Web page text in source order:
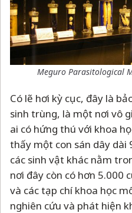
Meguro Parasitological
Có lẽ hơi kỳ cục, đây là
sinh trùng, là một nơi vô
ai có hứng thú với khoa
thấy một con sán dây
các sinh vật khác nằm
nơi đây còn có hơn 5.000
và các tạp chí khoa học
nghiên cứu và phát hiện